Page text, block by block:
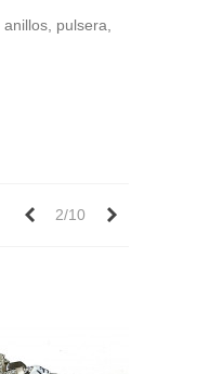
pulsera,
Anterior
2/10